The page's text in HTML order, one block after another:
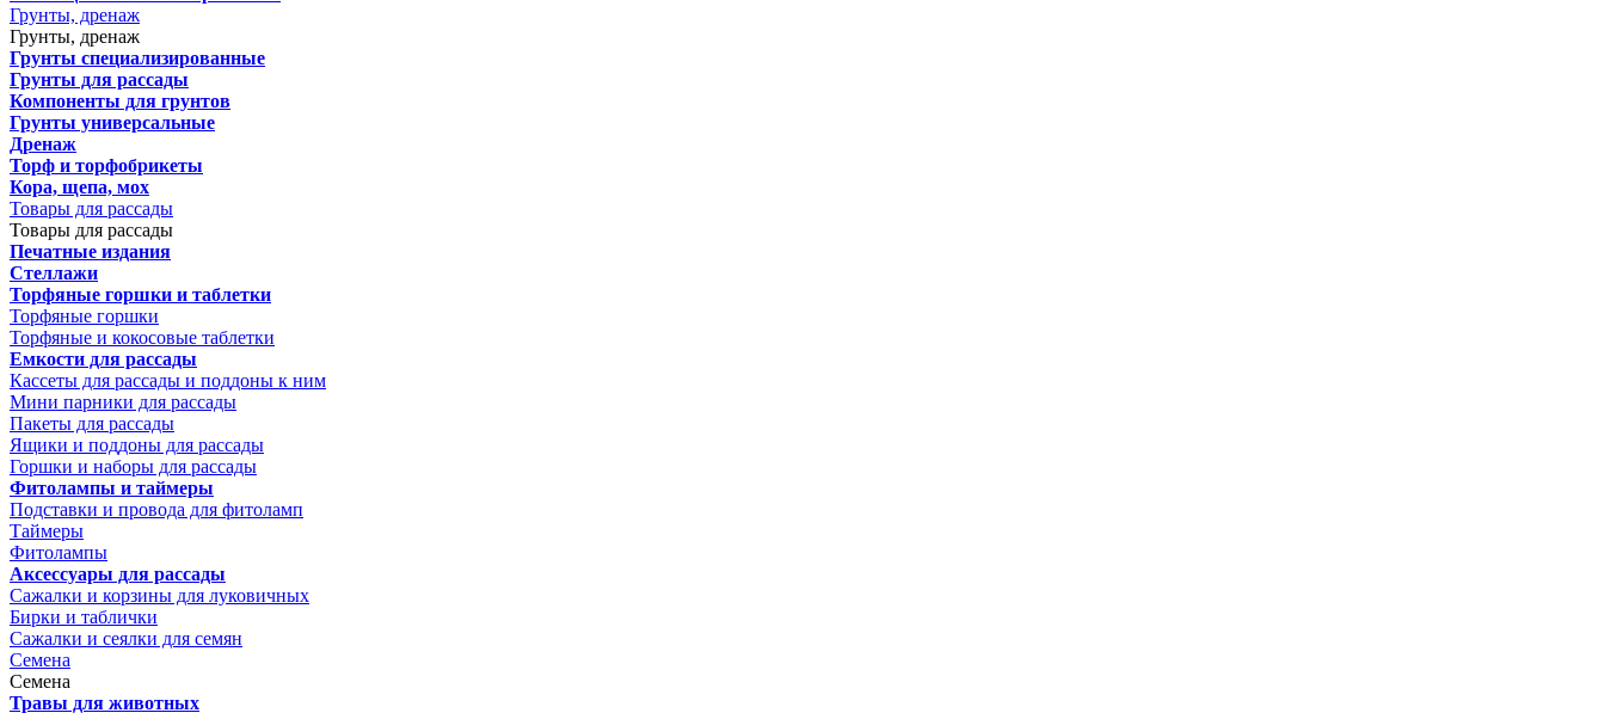
Грунты, дренаж
Грунты, дренаж
Грунты специализированные
Грунты для рассады
Компоненты для грунтов
Грунты универсальные
Дренаж
Торф и торфобрикеты
Кора, щепа, мох
Товары для рассады
Товары для рассады
Печатные издания
Стеллажи
Торфяные горшки и таблетки
Торфяные горшки
Торфяные и кокосовые таблетки
Емкости для рассады
Кассеты для рассады и поддоны к ним
Мини парники для рассады
Пакеты для рассады
Ящики и поддоны для рассады
Горшки и наборы для рассады
Фитолампы и таймеры
Подставки и провода для фитоламп
Таймеры
Фитолампы
Аксессуары для рассады
Сажалки и корзины для луковичных
Бирки и таблички
Сажалки и сеялки для семян
Семена
Семена
Травы для животных